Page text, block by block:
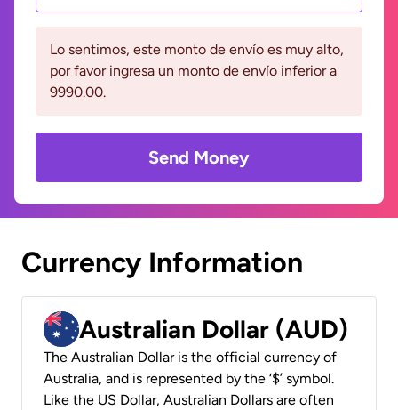
Lo sentimos, este monto de envío es muy alto,
por favor ingresa un monto de envío inferior a
9990.00.
Send Money
Currency Information
Australian Dollar (AUD)
The Australian Dollar is the official currency of
Australia, and is represented by the ‘$’ symbol.
Like the US Dollar, Australian Dollars are often